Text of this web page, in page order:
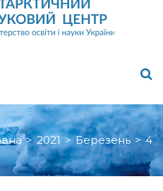
> 2021 > Березень > 4